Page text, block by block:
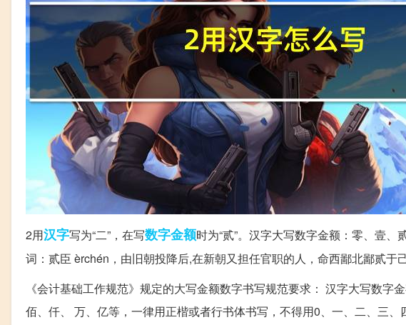
2用汉字写为“二”，在写数字金额时为“贰”。汉字大写数字金额：零、壹
词：贰臣 èrchén，由旧朝投降后,在新朝又担任官职的人，命西鄙北鄙贰
《会计基础工作规范》规定的大写金额数字书写规范要求： 汉字大写数字
佰、仟、 万、亿等，一律用正楷或者行书体书写，不得用0、一、二、三